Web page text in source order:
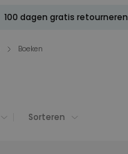
100 dagen gratis retourneren
Boeken
Sorteren